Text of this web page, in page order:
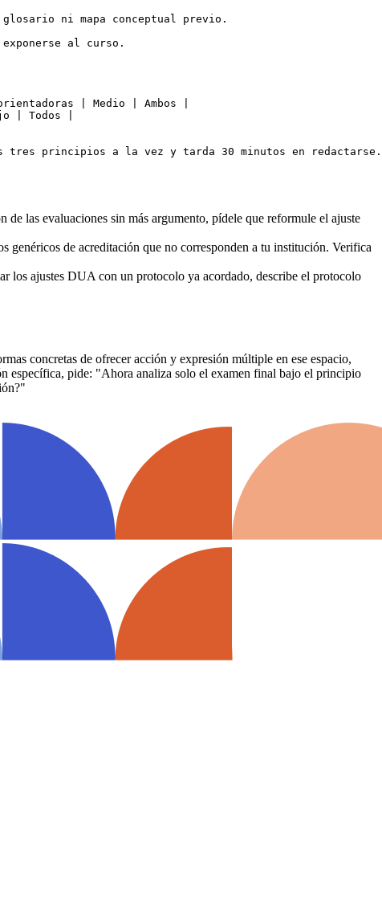
ni mapa conceptual previo.
al curso.
| Medio | Ambos |
| Todos |
las evaluaciones sin más argumento, pídele que reformule el ajuste
genéricos de acreditación que no corresponden a tu institución. Verifica
los ajustes DUA con un protocolo ya acordado, describe el protocolo
concretas de ofrecer acción y expresión múltiple en ese espacio,
específica, pide: "Ahora analiza solo el examen final bajo el principio